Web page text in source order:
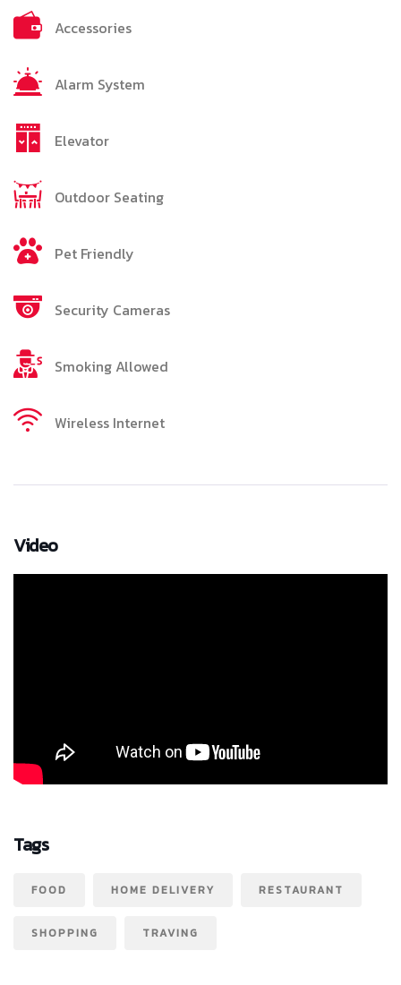
Accessories
Alarm System
Elevator
Outdoor Seating
Pet Friendly
Security Cameras
Smoking Allowed
Wireless Internet
Video
Tags
FOOD HOME DELIVERY RESTAURANT
SHOPPING TRAVING